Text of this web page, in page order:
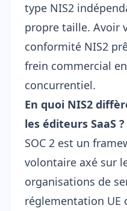
type NIS2
propre taille. Avoir
conformité NIS2
frein commercial
concurrentiel.
En quoi NIS2
les éditeurs SaaS ?
SOC 2 est un
volontaire axé sur
organisations de
réglementation UE